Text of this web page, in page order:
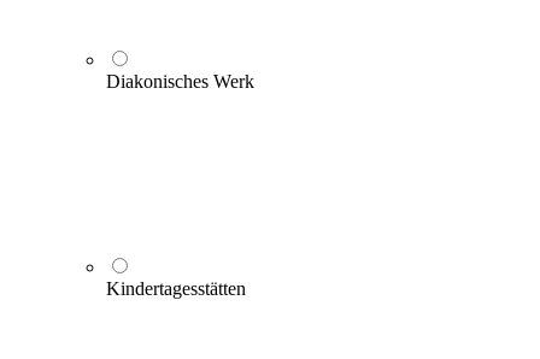
Diakonisches Werk
Kindertagesstätten